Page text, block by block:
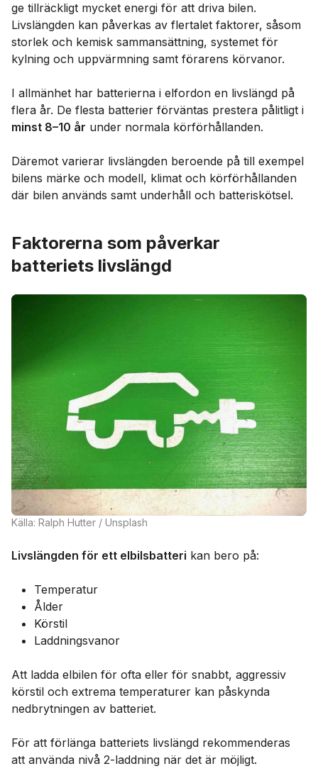
ge tillräckligt mycket energi för att driva bilen.
Livslängden kan påverkas av flertalet faktorer, såsom
storlek och kemisk sammansättning, systemet för
kylning och uppvärmning samt förarens körvanor.
I allmänhet har batterierna i elfordon en livslängd på
flera år. De flesta batterier förväntas prestera pålitligt i
minst 8–10 år under normala körförhållanden.
Däremot varierar livslängden beroende på till exempel
bilens märke och modell, klimat och körförhållanden
där bilen används samt underhåll och batteriskötsel.
Faktorerna som påverkar
batteriets livslängd
Källa: Ralph Hutter / Unsplash
Livslängden för ett elbilsbatteri kan bero på:
Temperatur
Ålder
Körstil
Laddningsvanor
Att ladda elbilen för ofta eller för snabbt, aggressiv
körstil och extrema temperaturer kan påskynda
nedbrytningen av batteriet.
För att förlänga batteriets livslängd rekommenderas
att använda nivå 2-laddning när det är möjligt.